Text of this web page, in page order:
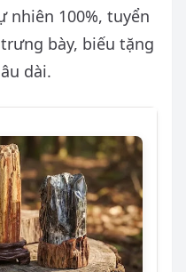
nhiên 100%, tuyển
bày, biếu tặng
dài.